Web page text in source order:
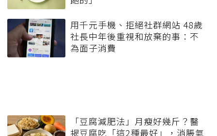
用千元手機、拒絕社群網站 48歲
社長中年後重視和放棄的事：不
為面子消費
「豆腐減肥法」月瘦好幾斤？醫
揭豆腐吃「這2種最好」，消脹氣